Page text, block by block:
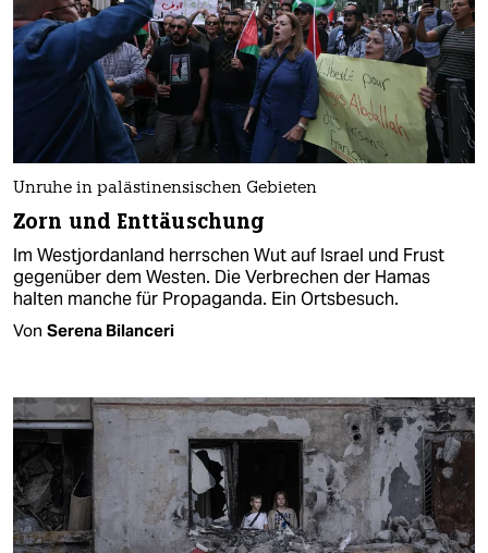
Unruhe in palästinensischen Gebieten
Zorn und Enttäuschung
Im Westjordanland herrschen Wut auf Israel und Frust
gegenüber dem Westen. Die Verbrechen der Hamas
halten manche für Propaganda. Ein Ortsbesuch.
Von Serena Bilanceri